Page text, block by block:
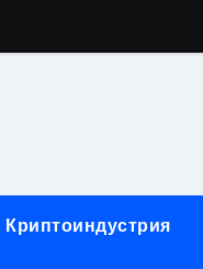
лент
компонентов
Криптоиндустрия